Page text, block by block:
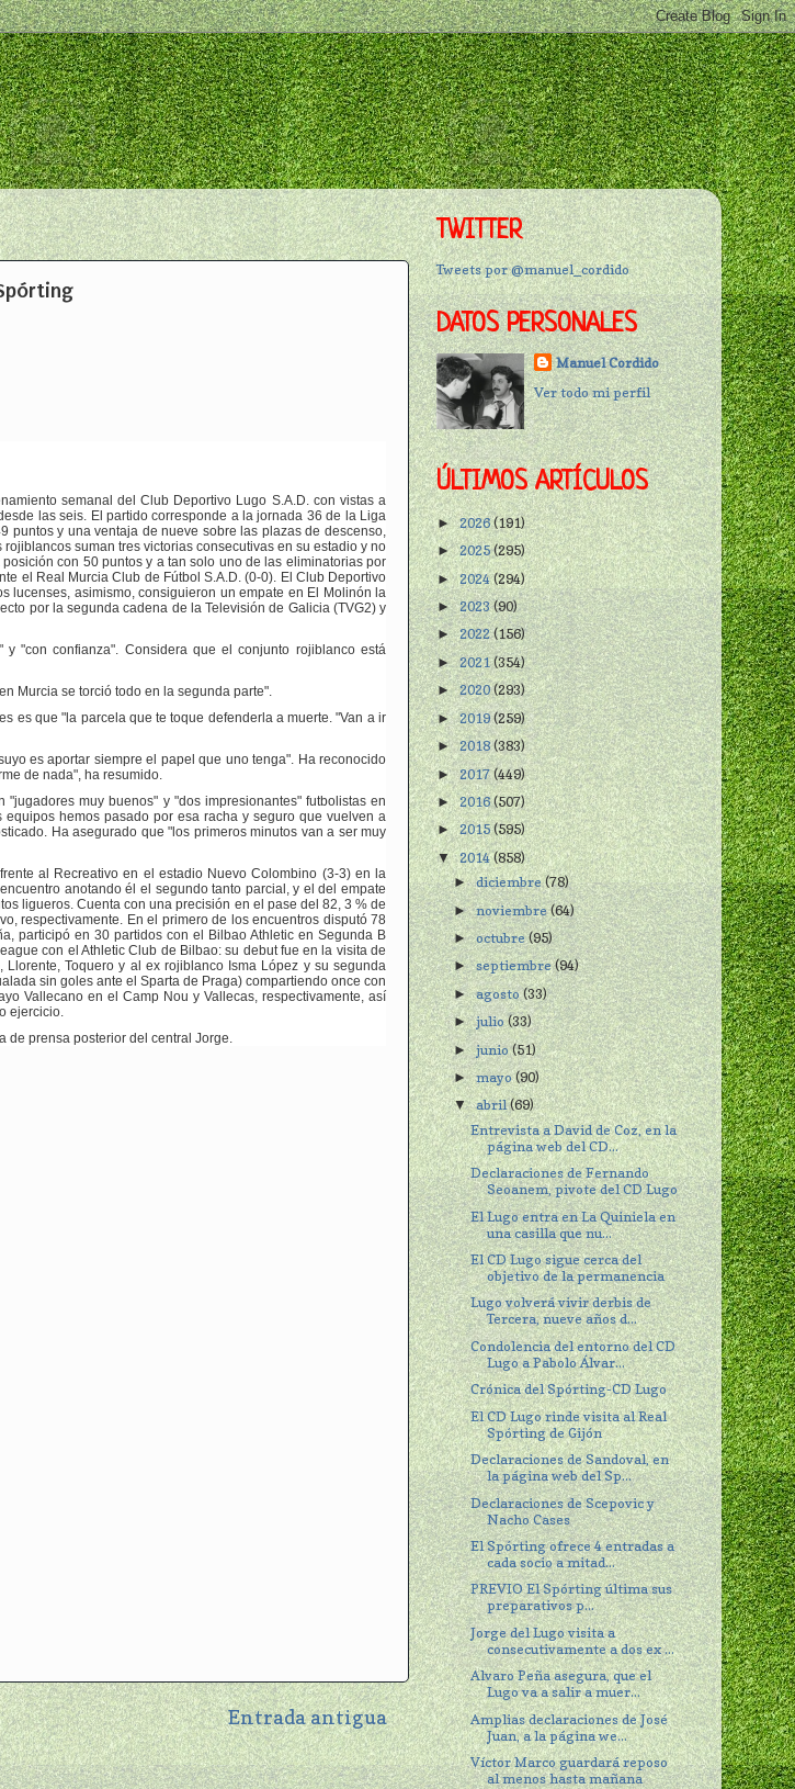
semanal del Club Deportivo Lugo S.A.D. con vistas a
las seis. El partido corresponde a la jornada 36 de la Liga
y una ventaja de nueve sobre las plazas de descenso,
suman tres victorias consecutivas en su estadio y no
con 50 puntos y a tan solo uno de las eliminatorias por
el Real Murcia Club de Fútbol S.A.D. (0-0). El Club Deportivo
lucenses, asimismo, consiguieron un empate en El Molinón la
por la segunda cadena de la Televisión de Galicia (TVG2) y
"con confianza". Considera que el conjunto rojiblanco está
Murcia se torció todo en la segunda parte".
es que "la parcela que te toque defenderla a muerte. "Van a ir
es aportar siempre el papel que uno tenga". Ha reconocido
de nada", ha resumido.
muy buenos" y "dos impresionantes" futbolistas en
hemos pasado por esa racha y seguro que vuelven a
Ha asegurado que "los primeros minutos van a ser muy
al Recreativo en el estadio Nuevo Colombino (3-3) en la
anotando él el segundo tanto parcial, y el del empate
ligueros. Cuenta con una precisión en el pase del 82, 3 % de
respectivamente. En el primero de los encuentros disputó 78
participó en 30 partidos con el Bilbao Athletic en Segunda B
con el Athletic Club de Bilbao: su debut fue en la visita de
Toquero y al ex rojiblanco Isma López y su segunda
sin goles ante el Sparta de Praga) compartiendo once con
Vallecano en el Camp Nou y Vallecas, respectivamente, así
ejercicio.
de prensa posterior del central Jorge.
Entrada antigua
TWITTER
Tweets por @manuel_cordido
DATOS PERSONALES
Manuel Cordido
Ver todo mi perfil
ÚLTIMOS ARTÍCULOS
►2026(191)
►2025(295)
►2024(294)
►2023(90)
►2022(156)
►2021(354)
►2020(293)
►2019(259)
►2018(383)
►2017(449)
►2016(507)
►2015(595)
▼2014(858)
►diciembre(78)
►noviembre(64)
►octubre(95)
►septiembre(94)
►agosto(33)
►julio(33)
►junio(51)
►mayo(90)
▼abril(69)
Entrevista a David de Coz, en la
página web del CD...
Declaraciones de Fernando
Seoanem, pivote del CD Lugo
El Lugo entra en La Quiniela en
una casilla que nu...
El CD Lugo sigue cerca del
objetivo de la permanencia
Lugo volverá vivir derbis de
Tercera, nueve años d...
Condolencia del entorno del CD
Lugo a Pabolo Álvar...
Crónica del Spórting-CD Lugo
El CD Lugo rinde visita al Real
Spórting de Gijón
Declaraciones de Sandoval, en
la página web del Sp...
Declaraciones de Scepovic y
Nacho Cases
El Spórting ofrece 4 entradas a
cada socio a mitad...
PREVIO El Spórting última sus
preparativos p...
Jorge del Lugo visita a
consecutivamente a dos ex ...
Alvaro Peña asegura, que el
Lugo va a salir a muer...
Amplias declaraciones de José
Juan, a la página we...
Víctor Marco guardará reposo
al menos hasta mañana